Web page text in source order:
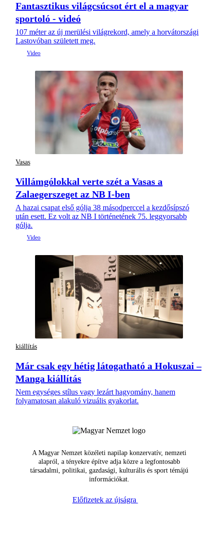
Fantasztikus világcsúcsot ért el a magyar
sportoló - videó
107 méter az új merülési világrekord, amely a horvátországi
Lastovóban született meg.
Vasas
Villámgólokkal verte szét a Vasas a
Zalaegerszeget az NB I-ben
A hazai csapat első gólja 38 másodperccel a kezdősípszó
után esett. Ez volt az NB I történetének 75. leggyorsabb
gólja.
kiállítás
Már csak egy hétig látogatható a Hokuszai –
Manga kiállítás
Nem egységes stílus vagy lezárt hagyomány, hanem
folyamatosan alakuló vizuális gyakorlat.
A Magyar Nemzet közéleti napilap konzervatív, nemzeti
alapról, a tényekre építve adja közre a legfontosabb
társadalmi, politikai, gazdasági, kulturális és sport témájú
információkat.
Előfizetek az újságra